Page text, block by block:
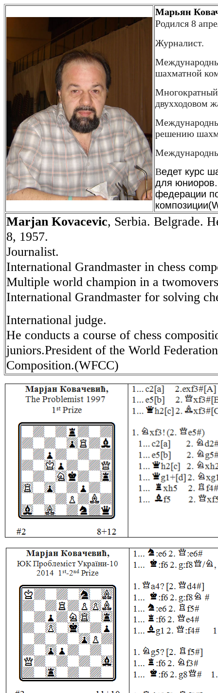
Марьян
Родился 8 апре
Журналист.
шахматной
двухходовом
решению
Ведет курс
для
федерации
Marjan Kovacevic, Serbia. Belgrade.
8, 1957.
Journalist.
International Grandmaster in chess
Multiple world champion in a
International Grandmaster for solving
International judge.
He conducts a course of chess
juniors.President of the World
Composition.(WFCC)